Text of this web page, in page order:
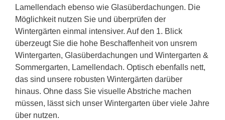
Lamellendach ebenso wie Glasüberdachungen. Die
Möglichkeit nutzen Sie und überprüfen der
Wintergärten einmal intensiver. Auf den 1. Blick
überzeugt Sie die hohe Beschaffenheit von unsrem
Wintergarten, Glasüberdachungen und Wintergarten &
Sommergarten, Lamellendach. Optisch ebenfalls nett,
das sind unsere robusten Wintergärten darüber
hinaus. Ohne dass Sie visuelle Abstriche machen
müssen, lässt sich unser Wintergarten über viele Jahre
über nutzen.